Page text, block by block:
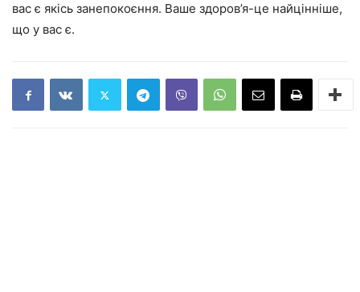
вас є якісь занепокоєння. Ваше здоров’я-це найцінніше,
що у вас є.